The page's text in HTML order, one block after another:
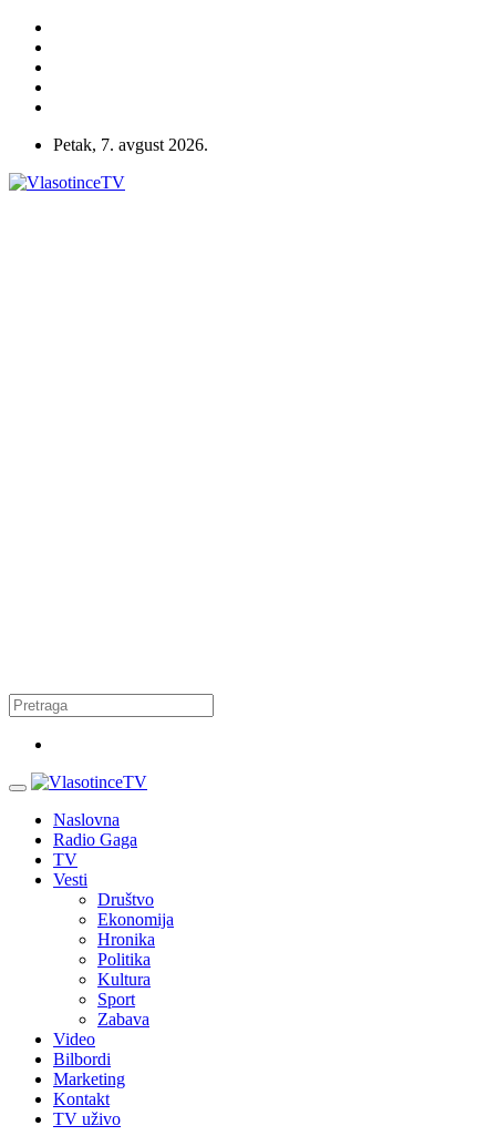
Petak, 7. avgust 2026.
Naslovna
Radio Gaga
TV
Vesti
Društvo
Ekonomija
Hronika
Politika
Kultura
Sport
Zabava
Video
Bilbordi
Marketing
Kontakt
TV uživo